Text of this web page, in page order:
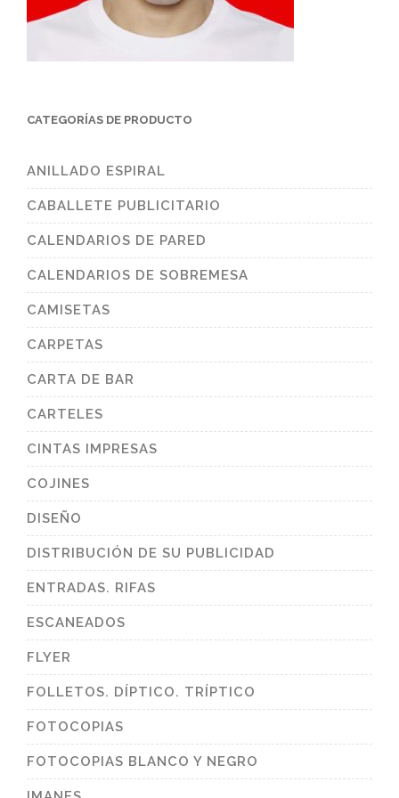
CATEGORÍAS DE PRODUCTO
ANILLADO ESPIRAL
CABALLETE PUBLICITARIO
CALENDARIOS DE PARED
CALENDARIOS DE SOBREMESA
CAMISETAS
CARPETAS
CARTA DE BAR
CARTELES
CINTAS IMPRESAS
COJINES
DISEÑO
DISTRIBUCIÓN DE SU PUBLICIDAD
ENTRADAS. RIFAS
ESCANEADOS
FLYER
FOLLETOS. DÍPTICO. TRÍPTICO
FOTOCOPIAS
FOTOCOPIAS BLANCO Y NEGRO